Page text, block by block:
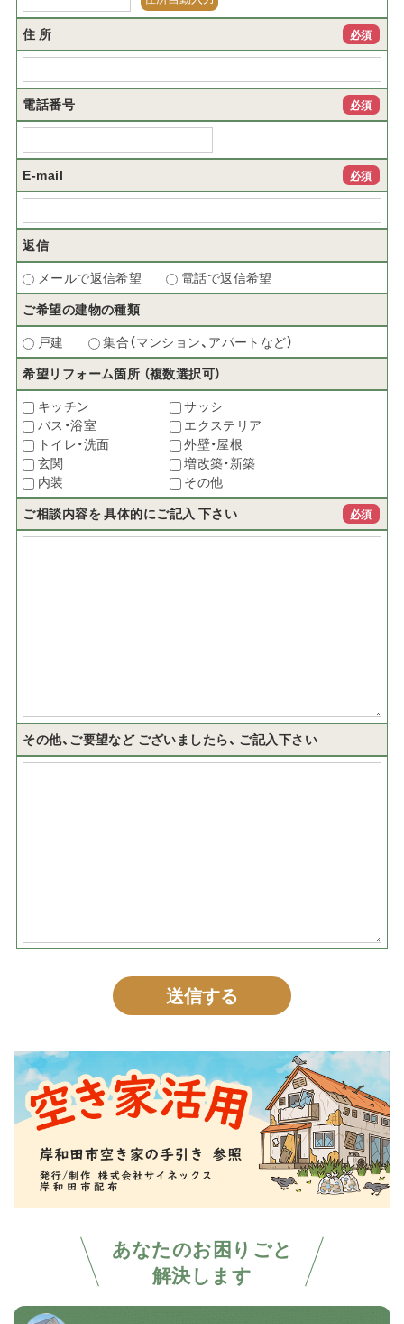
あなたのお困りごと
解決します
住 所 必須
電話番号 必須
E-mail 必須
返信
メールで返信希望
電話で返信希望
ご希望の建物の種類
戸建
集合（マンション、アパートなど）
希望リフォーム箇所 （複数選択可）
キッチン
サッシ
バス・浴室
エクステリア
トイレ・洗面
外壁・屋根
玄関
増改築・新築
内装
その他
ご相談内容を具体的にご記入 下さい 必須
その他、ご要望などございましたら、 ご記入下さい